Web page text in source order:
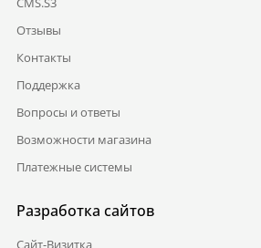
Отзывы
Контакты
Поддержка
Вопросы и ответы
Возможности магазина
Платежные системы
Разработка сайтов
Сайт-Визитка